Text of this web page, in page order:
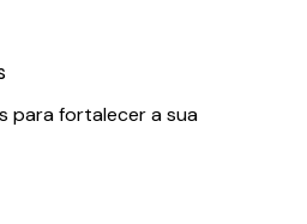
para fortalecer a sua